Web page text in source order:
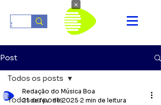
Post
Todos os posts
Todos os posts
Redação do Música Boa
21 de fev. de 2025 2 min de leitura
×